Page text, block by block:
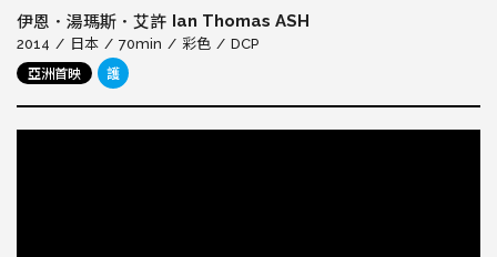
伊恩．湯瑪斯．艾許 Ian Thomas ASH
2014 日本 70min 彩色 DCP
亞洲首映 護